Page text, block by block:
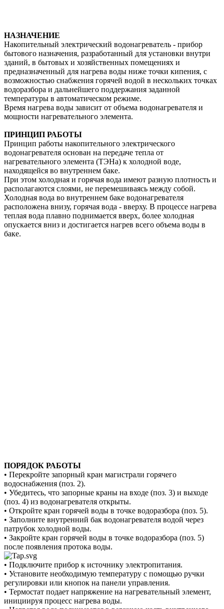
НАЗНАЧЕНИЕ
Накопительный электрический водонагреватель - прибор
бытового назначения, разработанный для установки внутри
зданий, в бытовых и хозяйственных помещениях и
предназначенный для нагрева воды ниже точки кипения, с
возможностью снабжения горячей водой в нескольких точках
водоразбора и дальнейшего поддержания заданной
температуры в автоматическом режиме.
Время нагрева воды зависит от объема водонагревателя и
мощности нагревательного элемента.
ПРИНЦИП РАБОТЫ
Принцип работы накопительного электрического
водонагревателя основан на передаче тепла от
нагревательного элемента (ТЭНа) к холодной воде,
находящейся во внутреннем баке.
При этом холодная и горячая вода имеют разную плотность и
располагаются слоями, не перемешиваясь между собой.
Холодная вода во внутреннем баке водонагревателя
расположена внизу, горячая вода - вверху. В процессе нагрева
теплая вода плавно поднимается вверх, более холодная
опускается вниз и достигается нагрев всего объема воды в
баке.
ПОРЯДОК РАБОТЫ
• Перекройте запорный кран магистрали горячего
водоснабжения (поз. 2).
• Убедитесь, что запорные краны на входе (поз. 3) и выходе
(поз. 4) из водонагревателя открыты.
• Откройте кран горячей воды в точке водоразбора (поз. 5).
• Заполните внутренний бак водонагревателя водой через
патрубок холодной воды.
• Закройте кран горячей воды в точке водоразбора (поз. 5)
после появления протока воды.
• Подключите прибор к источнику электропитания.
• Установите необходимую температуру с помощью ручки
регулировки или кнопок на панели управления.
• Термостат подает напряжение на нагревательный элемент,
инициируя процесс нагрева воды.